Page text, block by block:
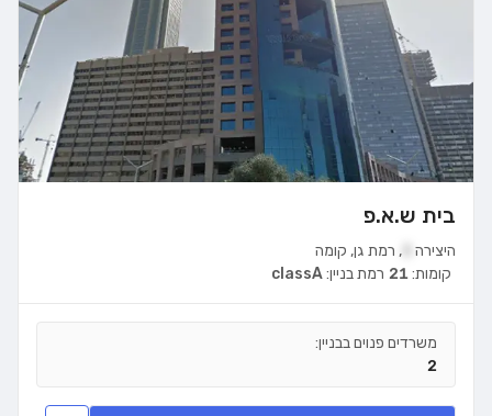
בית ש.א.פ
היצירה , רמת גן, קומה
רמת בניין:classA קומות:21
משרדים פנוים בבניין:
2